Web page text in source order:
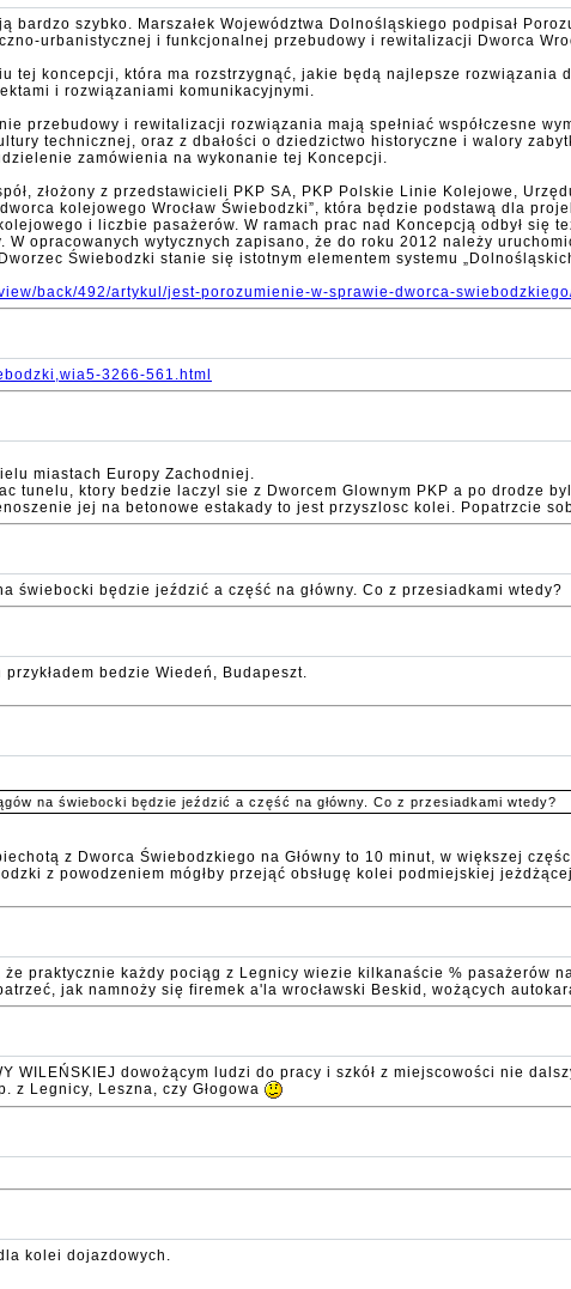
szybko. Marszałek Województwa Dolnośląskiego podpisał
urbanistycznej i funkcjonalnej przebudowy i rewitalizacji Dworca
tej koncepcji, która ma rozstrzygnąć, jakie będą najlepsze rozwiązania
i rozwiązaniami komunikacyjnymi.
przebudowy i rewitalizacji rozwiązania mają spełniać współczesne
technicznej, oraz z dbałości o dziedzictwo historyczne i walory
zamówienia na wykonanie tej Koncepcji.
złożony z przedstawicieli PKP SA, PKP Polskie Linie Kolejowe,
kolejowego Wrocław Świebodzki”, która będzie podstawą dla
i liczbie pasażerów. W ramach prac nad Koncepcją odbył się
opracowanych wytycznych zapisano, że do roku 2012 należy
Świebodzki stanie się istotnym elementem systemu
back/492/artykul/jest-porozumienie-w-sprawie-dworca-
3266-561.html
miastach Europy Zachodniej.
tunelu, ktory bedzie laczyl sie z Dworcem Glownym PKP a po drodze
jej na betonowe estakady to jest przyszlosc kolei. Popatrzcie
świebocki będzie jeździć a część na główny. Co z przesiadkami wtedy?
bedzie Wiedeń, Budapeszt.
na świebocki będzie jeździć a część na główny. Co z przesiadkami wtedy?
z Dworca Świebodzkiego na Główny to 10 minut, w większej
z powodzeniem mógłby przejąć obsługę kolei podmiejskiej
praktycznie każdy pociąg z Legnicy wiezie kilkanaście % pasażerów
jak namnoży się firemek a'la wrocławski Beskid, wożących
WILEŃSKIEJ dowożącym ludzi do pracy i szkół z miejscowości nie
z Legnicy, Leszna, czy Głogowa
kolei dojazdowych.